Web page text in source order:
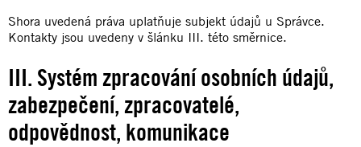
Shora uvedená práva uplatňuje subjekt údajů u Správce.
Kontakty jsou uvedeny v šlánku III. této směrnice.
III. Systém zpracování osobních údajů,
zabezpečení, zpracovatelé,
odpovědnost, komunikace